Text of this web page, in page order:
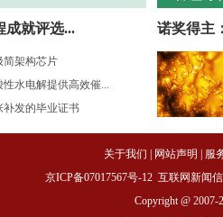
成就评选...
简架构芯片
水电解提供高效催...
补发的毕业证书
诺奖得主
关于我们 网站声明
服
京ICP备07017567号-12 互联网新闻
Copyright @ 2007-